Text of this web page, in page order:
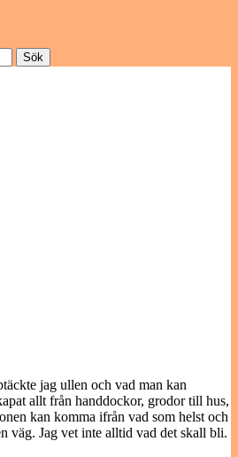
jag ullen och vad man kan
allt från handdockor, grodor till hus,
kan komma ifrån vad som helst och
väg. Jag vet inte alltid vad det skall bli.